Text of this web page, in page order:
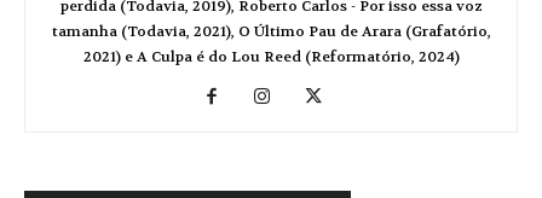
perdida (Todavia, 2019), Roberto Carlos - Por isso essa voz
tamanha (Todavia, 2021), O Último Pau de Arara (Grafatório,
2021) e A Culpa é do Lou Reed (Reformatório, 2024)